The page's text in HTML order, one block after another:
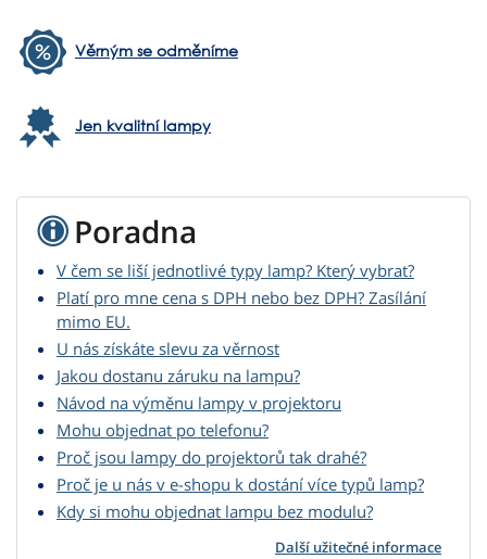
Věrným se odměníme
Jen kvalitní lampy
Poradna
V čem se liší jednotlivé typy lamp? Který vybrat?
Platí pro mne cena s DPH nebo bez DPH? Zasílání
mimo EU.
U nás získáte slevu za věrnost
Jakou dostanu záruku na lampu?
Návod na výměnu lampy v projektoru
Mohu objednat po telefonu?
Proč jsou lampy do projektorů tak drahé?
Proč je u nás v e-shopu k dostání více typů lamp?
Kdy si mohu objednat lampu bez modulu?
Další užitečné informace